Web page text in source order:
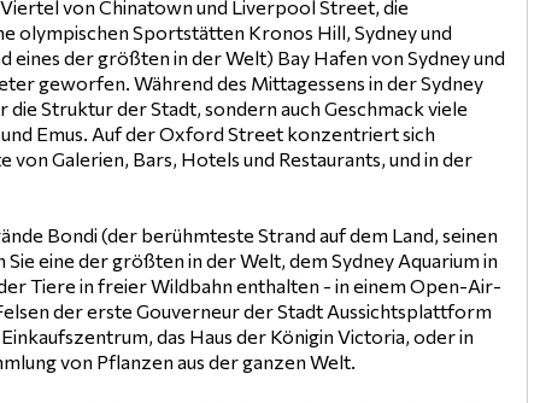
von Chinatown und Liverpool Street, die
olympischen Sportstätten Kronos Hill, Sydney und
eines der größten in der Welt) Bay Hafen von Sydney und
geworfen. Während des Mittagessens in der Sydney
Struktur der Stadt, sondern auch Geschmack viele
Emus. Auf der Oxford Street konzentriert sich
Galerien, Bars, Hotels und Restaurants, und in der
Bondi (der berühmteste Strand auf dem Land, seinen
eine der größten in der Welt, dem Sydney Aquarium in
Tiere in freier Wildbahn enthalten - in einem Open-Air-
der erste Gouverneur der Stadt Aussichtsplattform
das Haus der Königin Victoria, oder in
von Pflanzen aus der ganzen Welt.